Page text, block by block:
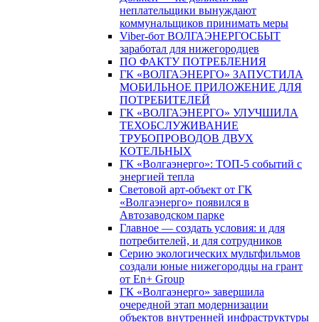
неплательщики вынуждают
коммунальщиков принимать меры
Viber-бот ВОЛГАЭНЕРГОСБЫТ
заработал для нижегородцев
ПО ФАКТУ ПОТРЕБЛЕНИЯ
ГК «ВОЛГАЭНЕРГО» ЗАПУСТИЛА
МОБИЛЬНОЕ ПРИЛОЖЕНИЕ ДЛЯ
ПОТРЕБИТЕЛЕЙ
ГК «ВОЛГАЭНЕРГО» УЛУЧШИЛА
ТЕХОБСЛУЖИВАНИЕ
ТРУБОПРОВОДОВ ДВУХ
КОТЕЛЬНЫХ
ГК «Волгаэнерго»: ТОП-5 событий с
энергией тепла
Световой арт-объект от ГК
«Волгаэнерго» появился в
Автозаводском парке
Главное — создать условия: и для
потребителей, и для сотрудников
Серию экологических мультфильмов
создали юные нижегородцы на грант
от En+ Group
ГК «Волгаэнерго» завершила
очередной этап модернизации
объектов внутренней инфраструктуры